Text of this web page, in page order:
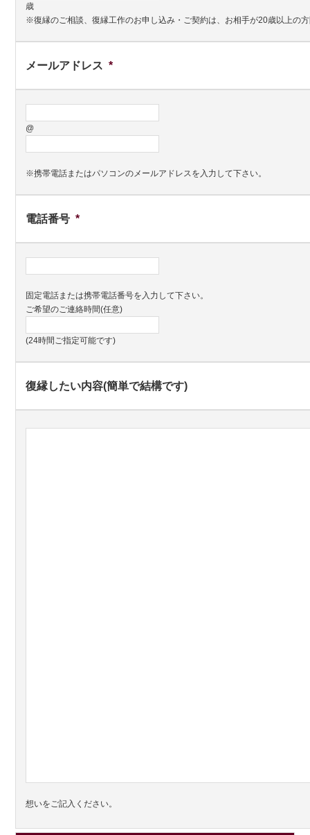
歳
※復縁のご相談、復縁工作のお申し込み・ご契約は、お相手が20歳以上の
メールアドレス *
@
※携帯電話またはパソコンのメールアドレスを入力して下さい。
電話番号 *
固定電話または携帯電話番号を入力して下さい。
ご希望のご連絡時間(任意)
(24時間ご指定可能です)
復縁したい内容(簡単で結構です)
想いをご記入ください。